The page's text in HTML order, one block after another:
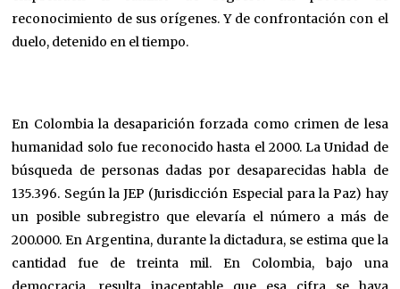
reconocimiento de sus orígenes. Y de confrontación con el
duelo, detenido en el tiempo.
En Colombia la desaparición forzada como crimen de lesa
humanidad solo fue reconocido hasta el 2000. La Unidad de
búsqueda de personas dadas por desaparecidas habla de
135.396. Según la JEP (Jurisdicción Especial para la Paz) hay
un posible subregistro que elevaría el número a más de
200.000. En Argentina, durante la dictadura, se estima que la
cantidad fue de treinta mil. En Colombia, bajo una